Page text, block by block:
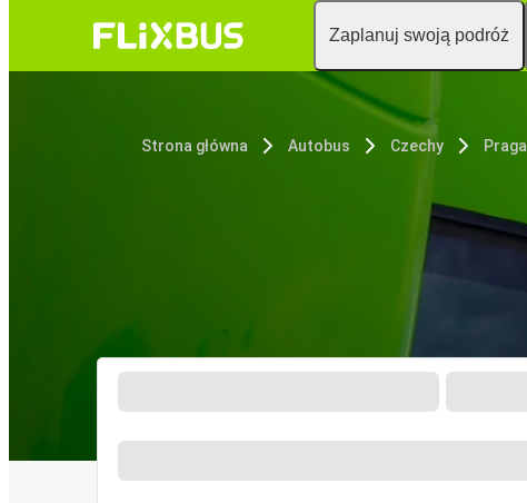
Zaplanuj swoją podróż
Strona główna Autobus Czechy Praga